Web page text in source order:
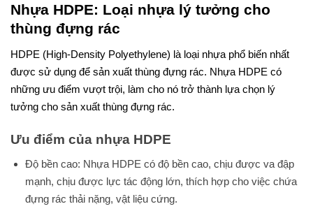
Nhựa HDPE: Loại nhựa lý tưởng cho
thùng đựng rác
HDPE (High-Density Polyethylene) là loại nhựa phổ biến nhất
được sử dụng để sản xuất thùng đựng rác. Nhựa HDPE có
những ưu điểm vượt trội, làm cho nó trở thành lựa chọn lý
tưởng cho sản xuất thùng đựng rác.
Ưu điểm của nhựa HDPE
Độ bền cao: Nhựa HDPE có độ bền cao, chịu được va đập
mạnh, chịu được lực tác động lớn, thích hợp cho việc chứa
đựng rác thải nặng, vật liệu cứng.